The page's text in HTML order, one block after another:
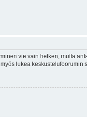
vie vain hetken, mutta
lukea keskustelufoorumin